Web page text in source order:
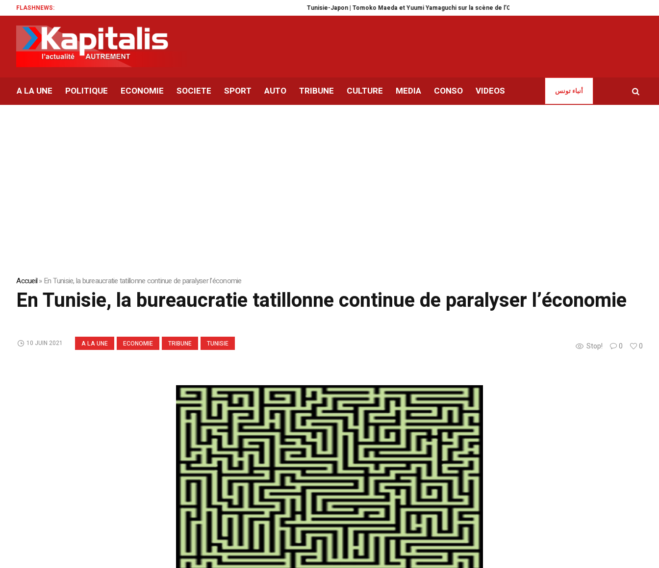
FLASHNEWS: Tunisie-Japon | Tomoko Maeda et Yuumi Yamaguchi sur la scène de l’Opéra de Tunis
A LA UNE POLITIQUE ECONOMIE SOCIETE SPORT AUTO TRIBUNE CULTURE MEDIA CONSO VIDEOS أنباء تونس
Accueil»En Tunisie, la bureaucratie tatillonne continue de paralyser l’économie
En Tunisie, la bureaucratie tatillonne continue de paralyser l’économie
A LA UNE ECONOMIE TRIBUNE TUNISIE Stop! 0 0
10 JUIN 2021